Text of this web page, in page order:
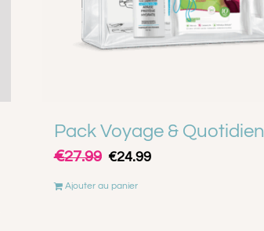
Pack Voyage & Quotidien
€27.99 Le
initial
€24.99Le
Ajouter au panier